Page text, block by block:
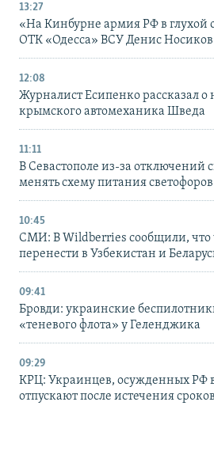
13:27
«На Кинбурне армия РФ в глухой
ОТК «Одесса» ВСУ Денис Носиков
12:08
Журналист Есипенко рассказал о
крымского автомеханика Шведа
11:11
В Севастополе из-за отключений
менять схему питания светофоров
10:45
СМИ: В Wildberries сообщили, что
перенести в Узбекистан и
09:41
Бровди: украинские
«теневого флота» у Геленджика
09:29
КРЦ: Украинцев, осужденных РФ
отпускают после истечения сроков